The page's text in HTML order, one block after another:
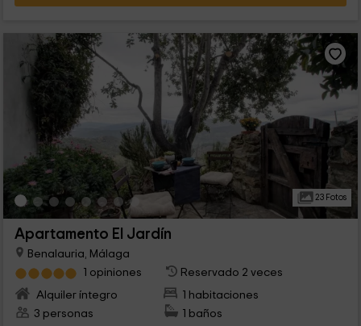
23 Fotos
Apartamento El Jardín
Benalauria, Málaga
1 opiniones
Reservado 2 veces
Alquiler íntegro
1 habitaciones
3 personas
1 baños